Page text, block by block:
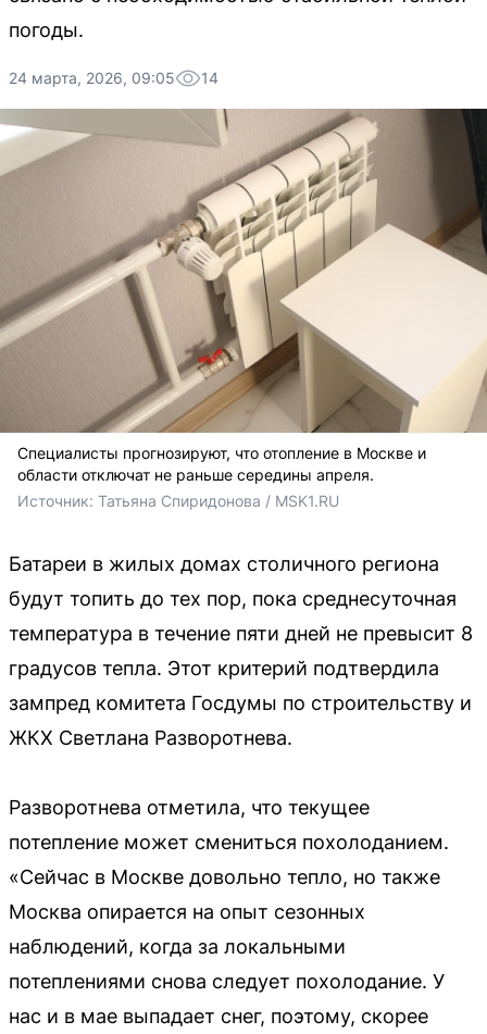
погоды.
24 марта, 2026, 09:05 14
Специалисты прогнозируют, что отопление в Москве и
области отключат не раньше середины апреля.
Источник: Татьяна Спиридонова / MSK1.RU
Батареи в жилых домах столичного региона
будут топить до тех пор, пока среднесуточная
температура в течение пяти дней не превысит 8
градусов тепла. Этот критерий подтвердила
зампред комитета Госдумы по строительству и
ЖКХ Светлана Разворотнева.
Разворотнева отметила, что текущее
потепление может смениться похолоданием.
«Сейчас в Москве довольно тепло, но также
Москва опирается на опыт сезонных
наблюдений, когда за локальными
потеплениями снова следует похолодание. У
нас и в мае выпадает снег, поэтому, скорее